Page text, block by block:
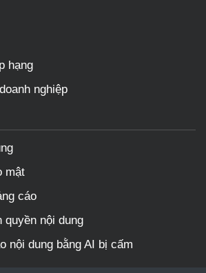
hạng
nghiệp
mật
cáo
quyền nội dung
nội dung bằng AI bị cấm